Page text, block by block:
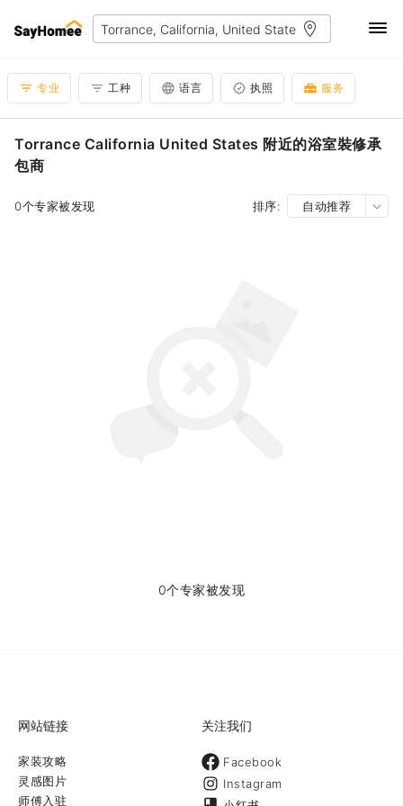
专业 工种 语言 执照 服务
Torrance California United States 附近的浴室裝修承
包商
0个专家被发现 排序: 自动推荐
0个专家被发现
网站链接
家装攻略
灵感图片
师傅入驻
关注我们
Facebook
Instagram